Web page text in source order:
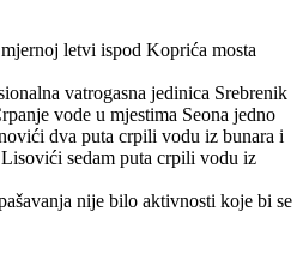
letvi ispod Koprića mosta
vatrogasna jedinica Srebrenik
vode u mjestima Seona jedno
dva puta crpili vodu iz bunara i
sedam puta crpili vodu iz
nije bilo aktivnosti koje bi se